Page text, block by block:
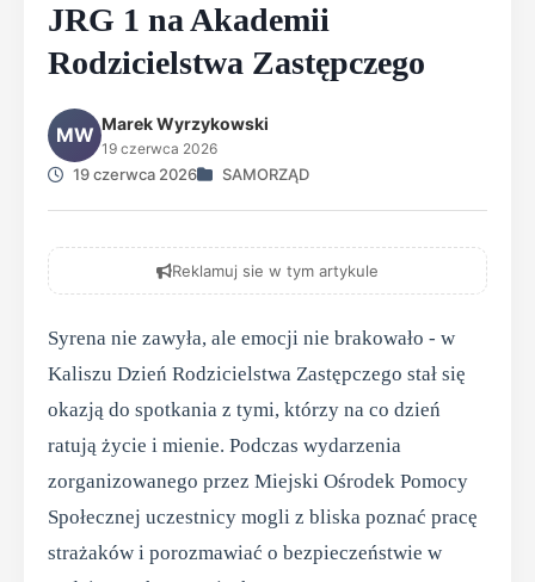
JRG 1 na Akademii
Rodzicielstwa Zastępczego
MW Marek Wyrzykowski
19 czerwca 2026
19 czerwca 2026 SAMORZĄD
Reklamuj sie w tym artykule
Syrena nie zawyła, ale emocji nie brakowało - w
Kaliszu Dzień Rodzicielstwa Zastępczego stał się
okazją do spotkania z tymi, którzy na co dzień
ratują życie i mienie. Podczas wydarzenia
zorganizowanego przez Miejski Ośrodek Pomocy
Społecznej uczestnicy mogli z bliska poznać pracę
strażaków i porozmawiać o bezpieczeństwie w